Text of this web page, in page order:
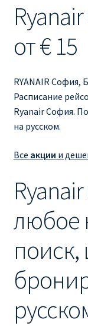
Ryanair
Ryanair изменить
Ryanair
Ryanair Испания
Ryanair
Ryanair онлайн
Ryanair ошибка
от € 15
RYANAIR София,
Расписание
Ryanair София.
на русском.
Все акции и
любое
поиск,